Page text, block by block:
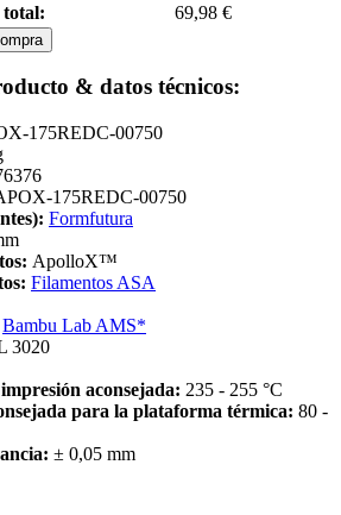
total:
69,98 €
& datos técnicos:
175REDC-00750
175REDC-00750
Formfutura
ApolloX™
Filamentos ASA
Bambu Lab AMS*
3020
aconsejada: 235 - 255 °C
para la plataforma térmica: 80 -
± 0,05 mm